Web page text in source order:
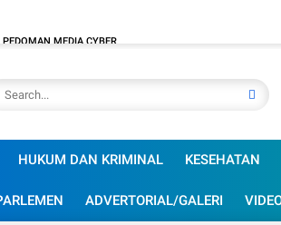
PEDOMAN MEDIA CYBER
HUKUM DAN KRIMINAL KESEHATAN
ADVERTORIAL/GALERI